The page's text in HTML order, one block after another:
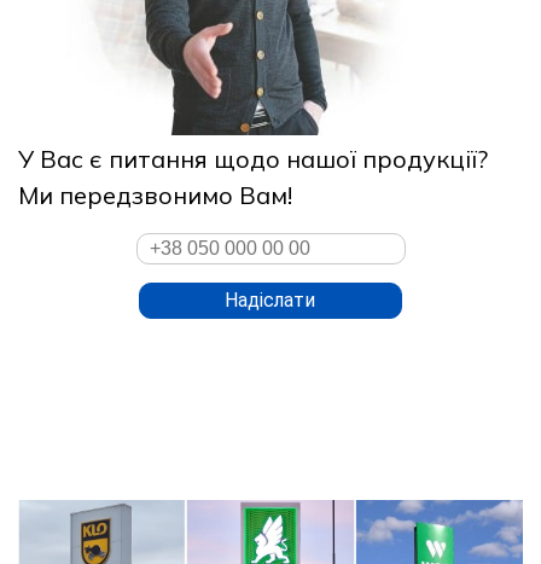
У Вас є питання щодо нашої продукції?
Ми передзвонимо Вам!
Надіслати